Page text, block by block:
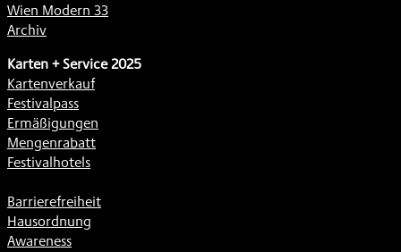
Wien Modern 33
Archiv
Karten + Service 2025
Kartenverkauf
Festivalpass
Ermäßigungen
Mengenrabatt
Festivalhotels
Barrierefreiheit
Hausordnung
Awareness